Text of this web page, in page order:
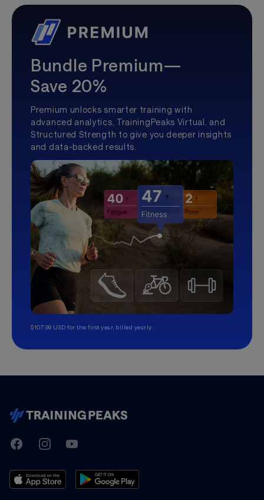
Bundle Premium—
Save 20%
Premium unlocks smarter training with
advanced analytics, TrainingPeaks Virtual, and
Structured Strength to give you deeper insights
and data-backed results.
$107.99 USD for the first year, billed yearly.
TrainingPeaks
FacebookInstagramYoutube